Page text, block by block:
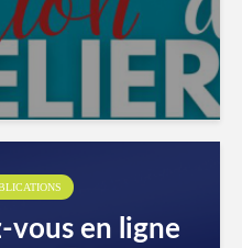
vous en ligne